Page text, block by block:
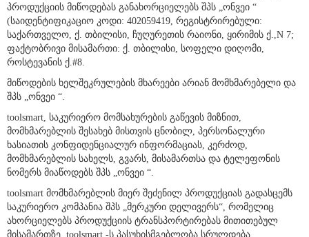
მომხმარებელი აცხადებს თანხმობას, რომ მის მიერ შეძენილი
პროდუქციის მიწოდებას განახორციელებს შპს „ონვეი “
(საიდენტიფიკაციო კოდი: 402059419, რეგისტრირებული:
საქართველო, ქ. თბილისი, ჩუღურეთის რაიონი, ყირიმის ქ.,N 7;
ფაქტობრივი მისამართი: ქ. თბილისი, სოფელი დიღომი,
როსტევანის ქ.#8.
მიწოდების ხელშეკრულების მხარეები არიან მომხმარებელი და
შპს „ონვეი “.
toolsmart, საკურიერო მომსახურების გაწევის მიზნით,
მომხმარებლის შესახებ მისთვის ცნობილ, პერსონალური
ხასიათის კონფიდენციალურ ინფორმაციას, კერძოდ,
მომხმარებლის სახელს, გვარს, მისამართსა და ტელეფონის
ნომერს მიაწოდებს შპს „ონვეი “.
toolsmart მომხმარებლის მიერ შეძენილ პროდუქციას გადასცემს
საკურიერო კომპანია შპს „მერკური დელივერს“, რომელიც
ახორციელებს პროდუქციის ტრანსპორტირებას მითითებულ